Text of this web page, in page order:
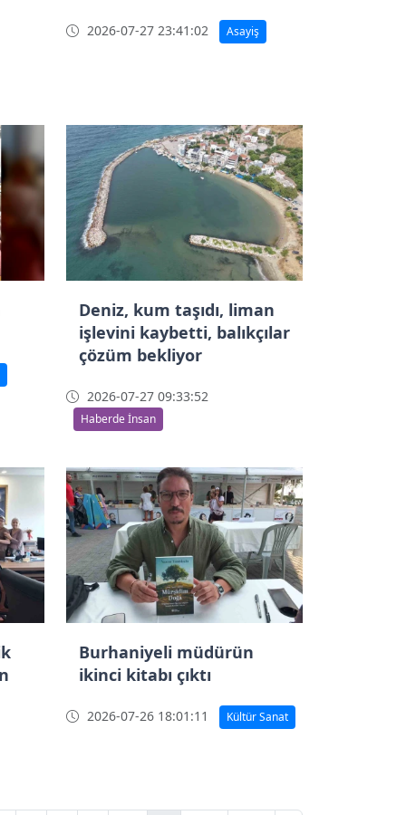
2026-07-27 23:41:02 Asayiş
Deniz, kum taşıdı, liman
işlevini kaybetti, balıkçılar
çözüm bekliyor
2026-07-27 09:33:52
Haberde İnsan
Burhaniyeli müdürün
ikinci kitabı çıktı
2026-07-26 18:01:11 Kültür Sanat